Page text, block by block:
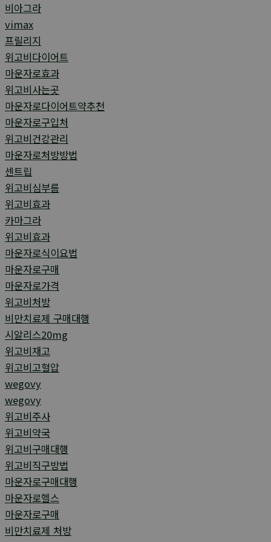
비아그라
vimax
프릴리지
위고비다이어트
마운자로효과
위고비사는곳
마운자로다이어트약추천
마운자로구입처
위고비건강관리
마운자로처방방법
센트립
위고비심부름
위고비효과
카마그라
위고비효과
마운자로식이요법
마운자로구매
마운자로가격
위고비처방
비만치료제 구매대행
시알리스20mg
위고비재고
위고비고혈압
wegovy
wegovy
위고비주사
위고비약국
위고비구매대행
위고비직구방법
마운자로구매대행
마운자로헬스
마운자로구매
비만치료제 처방